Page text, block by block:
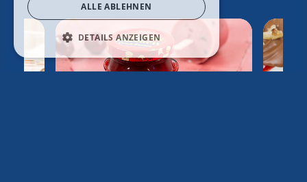
ALLE ABLEHNEN
DETAILS ANZEIGEN